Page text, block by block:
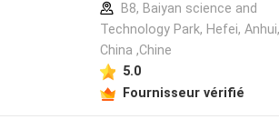
B8, Baiyan science and
Technology Park, Hefei, Anhui,
China ,Chine
5.0
Fournisseur vérifié